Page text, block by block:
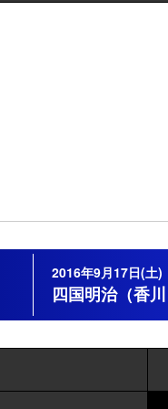
2016年9月17日(
四国明治（香川